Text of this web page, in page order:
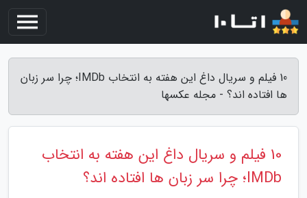
10 فیلم و سریال داغ این هفته به انتخاب IMDb؛ چرا سر زبان
ها افتاده اند؟ - مجله عکسها
10 فیلم و سریال داغ این هفته به انتخاب
IMDb؛ چرا سر زبان ها افتاده اند؟